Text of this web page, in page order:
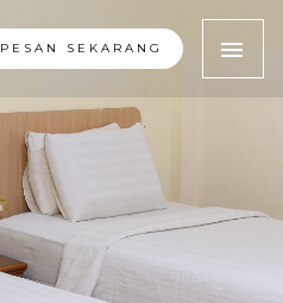
PESAN SEKARANG